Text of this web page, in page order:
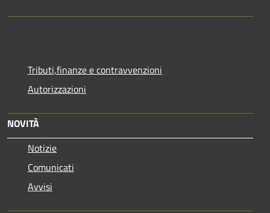
Tributi,finanze e contravvenzioni
Autorizzazioni
NOVITÀ
Notizie
Comunicati
Avvisi